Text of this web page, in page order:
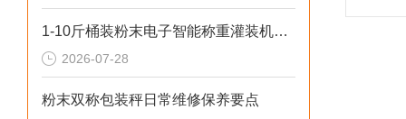
1-10斤桶装粉末电子智能称重灌装机介绍
2026-07-28
粉末双称包装秤日常维修保养要点